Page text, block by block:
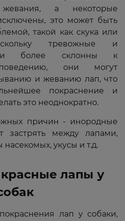
а некоторые
это может быть
такой как скука или
тревожные и
более склонны к
они могут
и жеванию лап, что
покраснение и
это неоднократно.
причин - инородные
застрять между лапами,
укусы и т.д.
лапы у
лап у собаки,